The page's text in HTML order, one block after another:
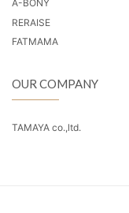
A-BONY
RERAISE
FATMAMA
OUR COMPANY
TAMAYA co.,ltd.